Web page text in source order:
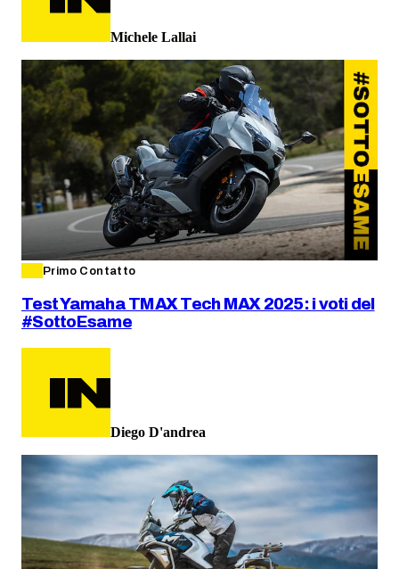
Michele Lallai
Primo Contatto
Test Yamaha TMAX Tech MAX 2025: i voti del
#SottoEsame
Diego D'andrea